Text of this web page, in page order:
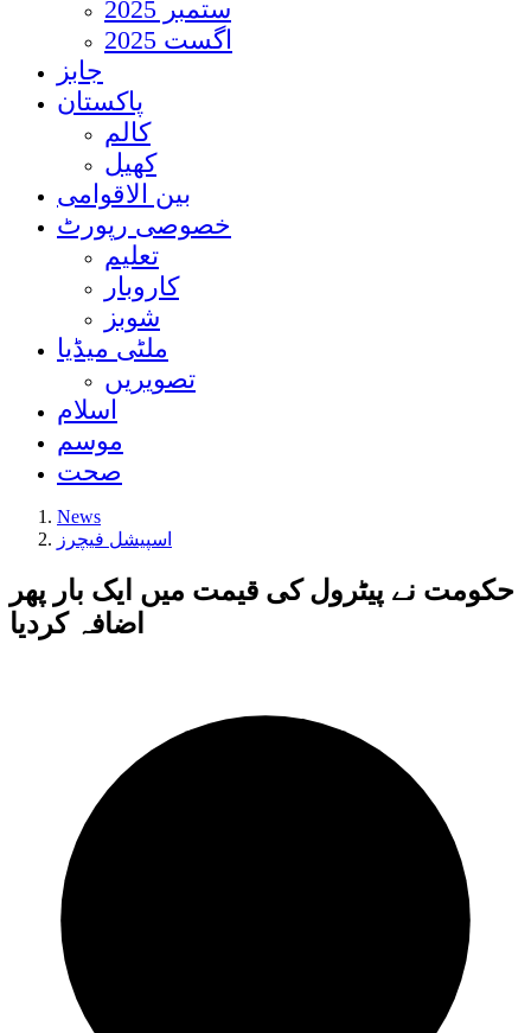
ستمبر 2025
اگست 2025
جابز
پاکستان
کالم
کھیل
بین الاقوامی
خصوصی رپورٹ
تعلیم
کاروبار
شوبز
ملٹی میڈیا
تصویریں
اسلام
موسم
صحت
News
اسپیشل فیچرز
حکومت نے پیٹرول کی قیمت میں ایک بار پھر
اضافہ کردیا